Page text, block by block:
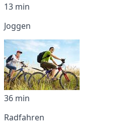
13 min
Joggen
36 min
Radfahren